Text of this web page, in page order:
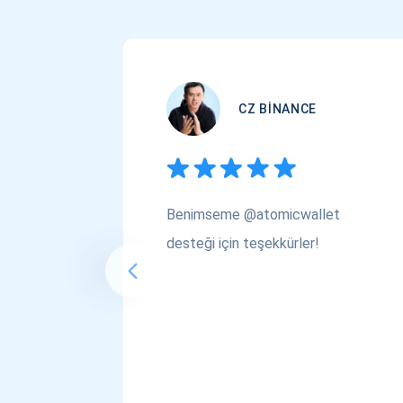
CZ BINANCE
Benimseme @atomicwallet
desteği için teşekkürler!